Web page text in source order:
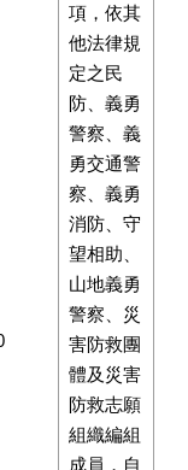
項，依其
他法律規
定之民
防、義勇
警察、義
勇交通警
察、義勇
消防、守
望相助、
山地義勇
警察、災
害防救團
體及災害
防救志願
組織編組
成員，自